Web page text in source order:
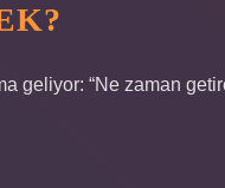
geliyor: “Ne zaman